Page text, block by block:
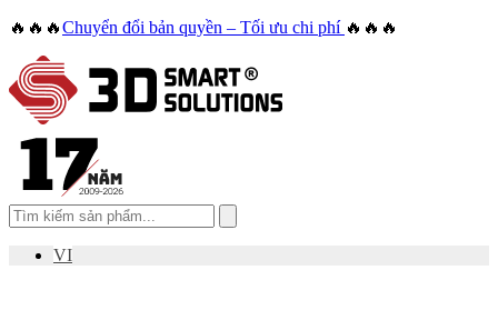
🔥🔥🔥Chuyển đổi bản quyền – Tối ưu chi phí 🔥🔥🔥
VI